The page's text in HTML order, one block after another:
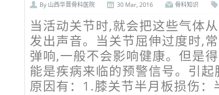
By 山西华晋骨科医院 30 Mar, 2016 骨科知识
当活动关节时,就会把这些气体
发出声音。当关节屈伸过度时,
弹响,一般不会影响健康。但是
能是疾病来临的预警信号。引
原因有：1.膝关节半月板损伤